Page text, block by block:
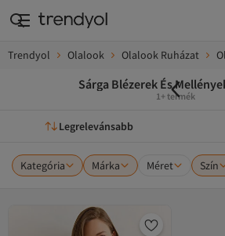
Trendyol Olalook Olalook Ruházat
Sárga Blézerek És
1+ termék
Legrelevánsabb
Kategória Márka Méret Szín